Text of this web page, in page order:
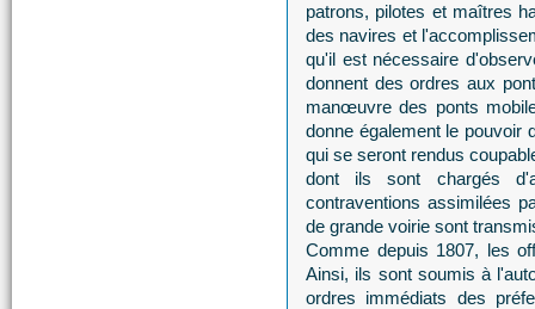
patrons, pilotes et maîtres
des navires et
qu'il est nécessaire
donnent des ordres aux
manœuvre des ponts
donne également le pouvoir
qui se seront rendus
dont ils sont chargés
contraventions assimilées
de grande voirie sont
Comme depuis 1807, les
Ainsi, ils sont soumis à
ordres immédiats des